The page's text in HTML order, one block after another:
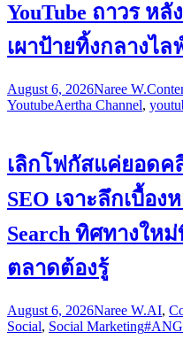
YouTube ถาวร ห
เผาป้ายทิ้งกลางไล
August 6, 2026Naree W.
YoutubeAertha Channel,
เลิกโฟกัสแค่ยอดค
SEO เจาะลึกเบื้อ
Search ทิศทางให
ตลาดต้องรู้
August 6, 2026Naree W.AI,
Social, Social Marketing